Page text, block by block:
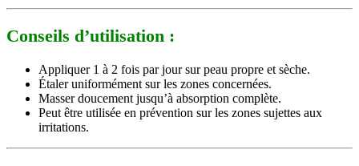
Conseils d’utilisation :
Appliquer 1 à 2 fois par jour sur peau propre et sèche.
Étaler uniformément sur les zones concernées.
Masser doucement jusqu’à absorption complète.
Peut être utilisée en prévention sur les zones sujettes aux
irritations.